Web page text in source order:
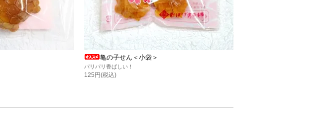
亀の子せん＜小袋＞
パリパリ香ばしい！
125円(税込)